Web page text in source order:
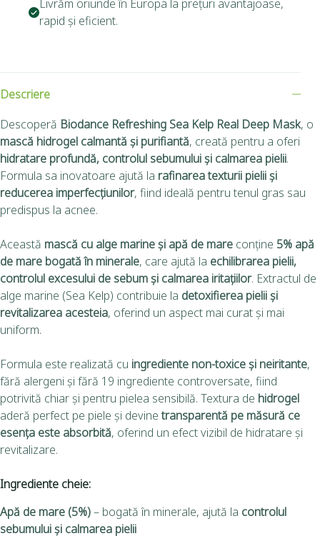
Livrăm oriunde în Europa la prețuri avantajoase,
rapid și eficient.
Descriere
Descoperă Biodance Refreshing Sea Kelp Real Deep Mask, o
mască hidrogel calmantă și purifiantă, creată pentru a oferi
hidratare profundă, controlul sebumului și calmarea pielii.
Formula sa inovatoare ajută la rafinarea texturii pielii și
reducerea imperfecțiunilor, fiind ideală pentru tenul gras sau
predispus la acnee.
Această mască cu alge marine și apă de mare conține 5% apă
de mare bogată în minerale, care ajută la echilibrarea pielii,
controlul excesului de sebum și calmarea iritațiilor. Extractul de
alge marine (Sea Kelp) contribuie la detoxifierea pielii și
revitalizarea acesteia, oferind un aspect mai curat și mai
uniform.
Formula este realizată cu ingrediente non-toxice și neiritante,
fără alergeni și fără 19 ingrediente controversate, fiind
potrivită chiar și pentru pielea sensibilă. Textura de hidrogel
aderă perfect pe piele și devinetransparentă pe măsură ce
esența este absorbită, oferind un efect vizibil de hidratare și
revitalizare.
Ingrediente cheie:
Apă de mare (5%)– bogată în minerale, ajută la controlul
sebumului și calmarea pielii